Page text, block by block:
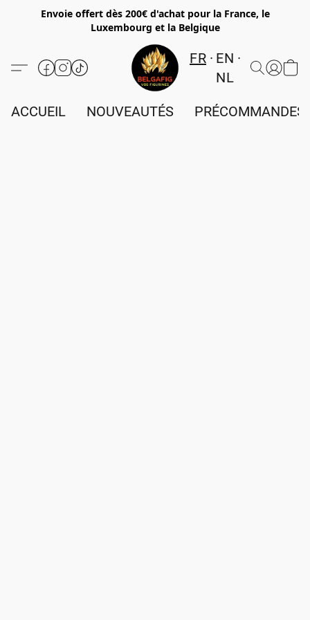
Envoie offert dès 200€ d'achat pour la France, le
Luxembourg et la Belgique
FR
EN
NL
ACCUEIL NOUVEAUTÉS PRÉCOMMANDES